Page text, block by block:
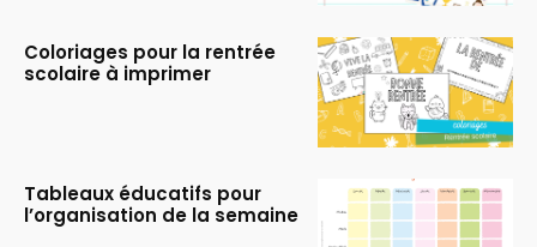
Coloriages pour la rentrée
scolaire à imprimer
Tableaux éducatifs pour
l’organisation de la semaine